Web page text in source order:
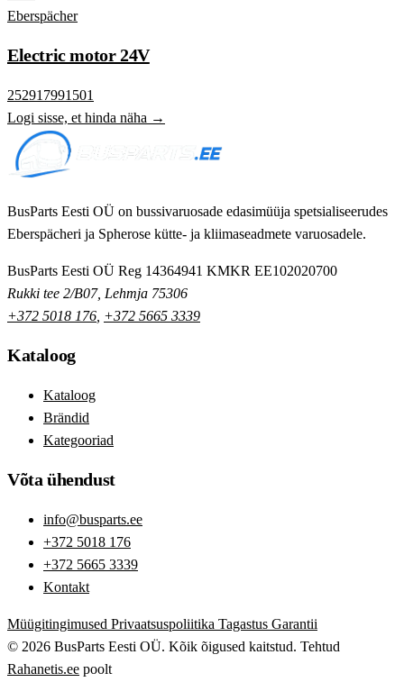
Eberspächer
Electric motor 24V
252917991501
Logi sisse, et hinda näha →
BusParts Eesti OÜ on bussivaruosade edasimüüja spetsialiseerudes
Eberspächeri ja Spherose kütte- ja kliimaseadmete varuosadele.
BusParts Eesti OÜ Reg 14364941 KMKR EE102020700
Rukki tee 2/B07, Lehmja 75306
+372 5018 176 +372 5665 3339
Kataloog
Kataloog
Brändid
Kategooriad
Võta ühendust
info@busparts.ee
+372 5018 176
+372 5665 3339
Kontakt
Müügitingimused Privaatsuspoliitika Tagastus Garantii
© 2026 BusParts Eesti OÜ. Kõik õigused kaitstud. Tehtud
Rahanetis.ee poolt